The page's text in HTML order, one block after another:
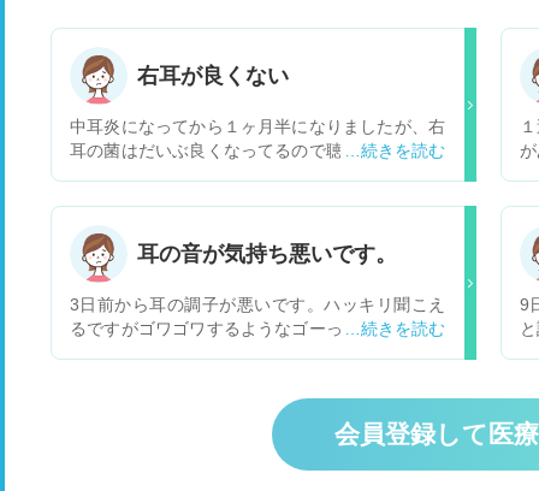
右耳が良くない
中耳炎になってから１ヶ月半になりましたが、右
耳の菌はだいぶ良くなってるので聴力検査も変わ
科に行った方がいいでしょうか？
耳の音が気持ち悪いです。
3日前から耳の調子が悪いです。ハッキリ聞こえ
るですがゴワゴワするようなゴーって感じで聞こ
ら喉の痛み鼻水などありました。 また自分は花粉
9
会員登録して医